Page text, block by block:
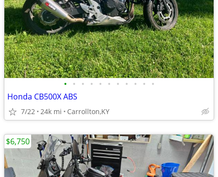
• • • • • • • • • • •
Honda CB500X ABS
7/22 24k mi Carrollton,KY
$6,750